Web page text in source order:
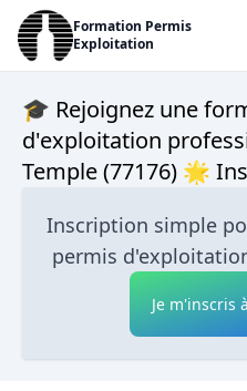
Formation Permis
Exploitation
🎓 Rejoignez une
d'exploitation
Temple (77176) 🌟
Inscription simple
permis
Je m'inscris